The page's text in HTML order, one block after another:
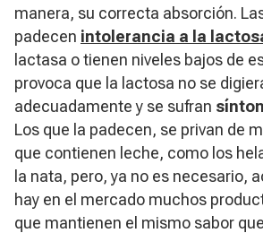
manera, su correcta absorción.
padecen intolerancia a la
lactasa o tienen niveles bajos de
provoca que la lactosa no se
adecuadamente y se sufran
Los que la padecen, se privan de
que contienen leche, como los
la nata, pero, ya no es necesario,
hay en el mercado muchos
que mantienen el mismo sabor